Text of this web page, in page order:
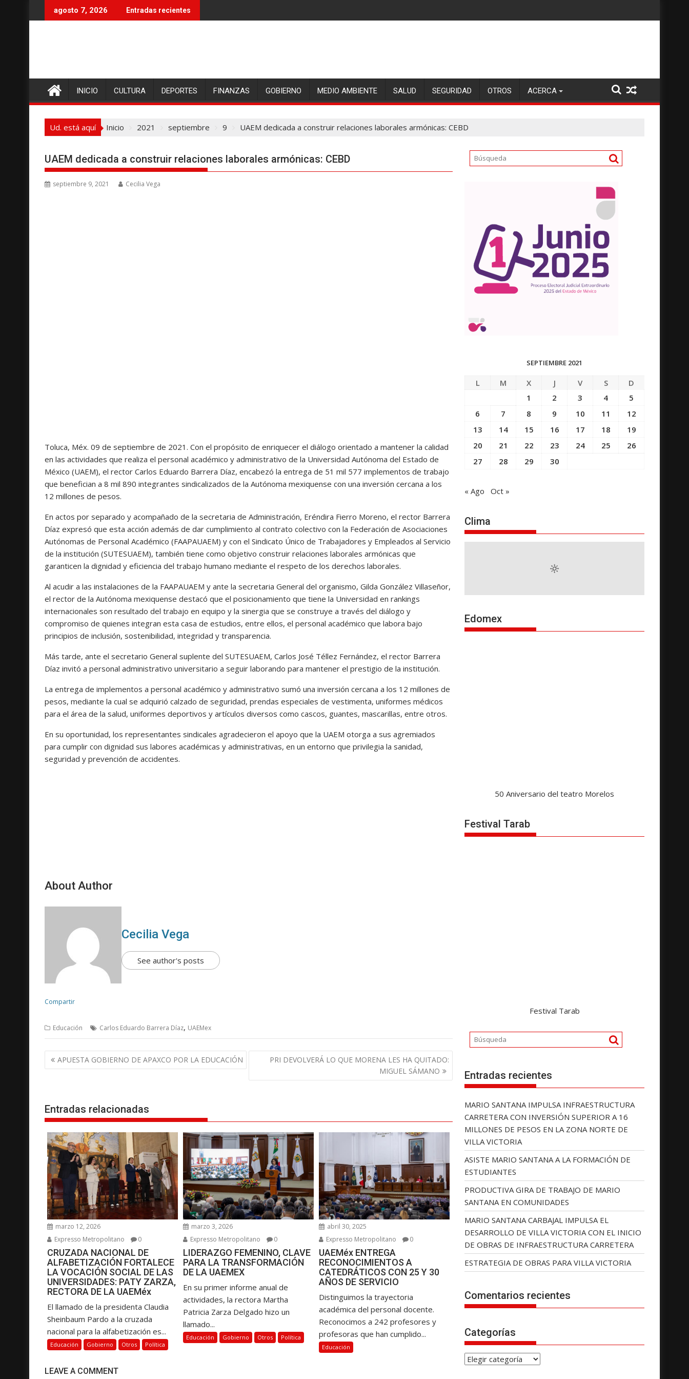
r
n
e
agosto 7, 2026 Entradas recientes
INICIO CULTURA DEPORTES FINANZAS GOBIERNO MEDIO AMBIENTE SALUD SEGURIDAD OTROS ACERCA
Ud. está aquí Inicio 2021 septiembre 9 UAEM dedicada a construir relaciones laborales armónicas: CEBD
UAEM dedicada a construir relaciones laborales armónicas: CEBD
septiembre 9, 2021 Cecilia Vega
Toluca, Méx. 09 de septiembre de 2021. Con el propósito de enriquecer el diálogo orientado a mantener la calidad
en las actividades que realiza el personal académico y administrativo de la Universidad Autónoma del Estado de
México (UAEM), el rector Carlos Eduardo Barrera Díaz, encabezó la entrega de 51 mil 577 implementos de trabajo
que benefician a 8 mil 890 integrantes sindicalizados de la Autónoma mexiquense con una inversión cercana a los
12 millones de pesos.
En actos por separado y acompañado de la secretaria de Administración, Eréndira Fierro Moreno, el rector Barrera
Díaz expresó que esta acción además de dar cumplimiento al contrato colectivo con la Federación de Asociaciones
Autónomas de Personal Académico (FAAPAUAEM) y con el Sindicato Único de Trabajadores y Empleados al Servicio
de la institución (SUTESUAEM), también tiene como objetivo construir relaciones laborales armónicas que
garanticen la dignidad y eficiencia del trabajo humano mediante el respeto de los derechos laborales.
Al acudir a las instalaciones de la FAAPAUAEM y ante la secretaria General del organismo, Gilda González Villaseñor,
el rector de la Autónoma mexiquense destacó que el posicionamiento que tiene la Universidad en rankings
internacionales son resultado del trabajo en equipo y la sinergia que se construye a través del diálogo y
compromiso de quienes integran esta casa de estudios, entre ellos, el personal académico que labora bajo
principios de inclusión, sostenibilidad, integridad y transparencia.
Más tarde, ante el secretario General suplente del SUTESUAEM, Carlos José Téllez Fernández, el rector Barrera
Díaz invitó a personal administrativo universitario a seguir laborando para mantener el prestigio de la institución.
La entrega de implementos a personal académico y administrativo sumó una inversión cercana a los 12 millones de
pesos, mediante la cual se adquirió calzado de seguridad, prendas especiales de vestimenta, uniformes médicos
para el área de la salud, uniformes deportivos y artículos diversos como cascos, guantes, mascarillas, entre otros.
En su oportunidad, los representantes sindicales agradecieron el apoyo que la UAEM otorga a sus agremiados
para cumplir con dignidad sus labores académicas y administrativas, en un entorno que privilegia la sanidad,
seguridad y prevención de accidentes.
About Author
Cecilia Vega
See author's posts
Compartir
Educación Carlos Eduardo Barrera Díaz, UAEMex
N
a
g
a
c
ó
n
d
e
e
n
t
r
a
d
a
s
APUESTA GOBIERNO DE APAXCO POR LA EDUCACIÓN
PRI DEVOLVERÁ LO QUE MORENA LES HA QUITADO:
MIGUEL SÁMANO
Entradas relacionadas
marzo 12, 2026
Expresso Metropolitano
0
CRUZADA NACIONAL DE
ALFABETIZACIÓN FORTALECE
LA VOCACIÓN SOCIAL DE LAS
UNIVERSIDADES: PATY ZARZA,
RECTORA DE LA UAEMéx
El llamado de la presidenta Claudia
Sheinbaum Pardo a la cruzada
nacional para la alfabetización es...
Educación Gobierno Otros Política
marzo 3, 2026
Expresso Metropolitano
0
LIDERAZGO FEMENINO, CLAVE
PARA LA TRANSFORMACIÓN
DE LA UAEMEX
En su primer informe anual de
actividades, la rectora Martha
Patricia Zarza Delgado hizo un
llamado...
Educación Gobierno Otros Política
abril 30, 2025
Expresso Metropolitano
0
UAEMéx ENTREGA
RECONOCIMIENTOS A
CATEDRÁTICOS CON 25 Y 30
AÑOS DE SERVICIO
Distinguimos la trayectoria
académica del personal docente.
Reconocimos a 242 profesores y
profesoras que han cumplido...
Educación
LEAVE A COMMENT
SEPTIEMBRE 2021
L M X J V S
D
1
2 3 4
5
6
7 8 9 10 11
12
13
14 15 16 17 18
19
20
21 22 23 24 25
26
27
28 29 30
« Ago Oct »
Clima
Edomex
50 Aniversario del teatro Morelos
Festival Tarab
Festival Tarab
Entradas recientes
MARIO SANTANA IMPULSA INFRAESTRUCTURA
CARRETERA CON INVERSIÓN SUPERIOR A 16
MILLONES DE PESOS EN LA ZONA NORTE DE
VILLA VICTORIA
ASISTE MARIO SANTANA A LA FORMACIÓN DE
ESTUDIANTES
PRODUCTIVA GIRA DE TRABAJO DE MARIO
SANTANA EN COMUNIDADES
MARIO SANTANA CARBAJAL IMPULSA EL
DESARROLLO DE VILLA VICTORIA CON EL INICIO
DE OBRAS DE INFRAESTRUCTURA CARRETERA
ESTRATEGIA DE OBRAS PARA VILLA VICTORIA
Comentarios recientes
Categorías
C